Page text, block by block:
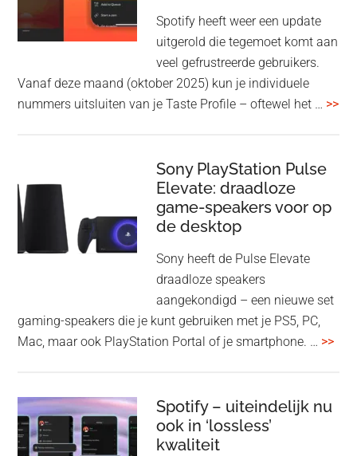
en
1000XM6
nieuwe
Spotify heeft weer een update
uitgerold die tegemoet komt aan
veel gefrustreerde gebruikers.
Vanaf deze maand (oktober 2025) kun je individuele
nummers uitsluiten van je Taste Profile – oftewel het … >>
Sony PlayStation Pulse
Elevate: draadloze
game-speakers voor op
de desktop
Sony heeft de Pulse Elevate
draadloze speakers
aangekondigd – een nieuwe set
gaming-speakers die je kunt gebruiken met je PS5, PC,
Mac, maar ook PlayStation Portal of je smartphone. … >>
Spotify – uiteindelijk nu
ook in ‘lossless’
kwaliteit